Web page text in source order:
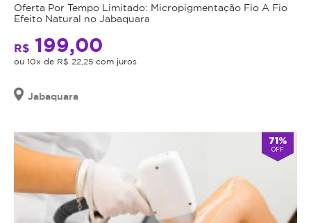
Oferta Por Tempo Limitado: Micropigmentação Fio A Fio
Efeito Natural no Jabaquara
R$ 199,00
ou 10x de R$ 22,25 com juros
Jabaquara
71%
OFF